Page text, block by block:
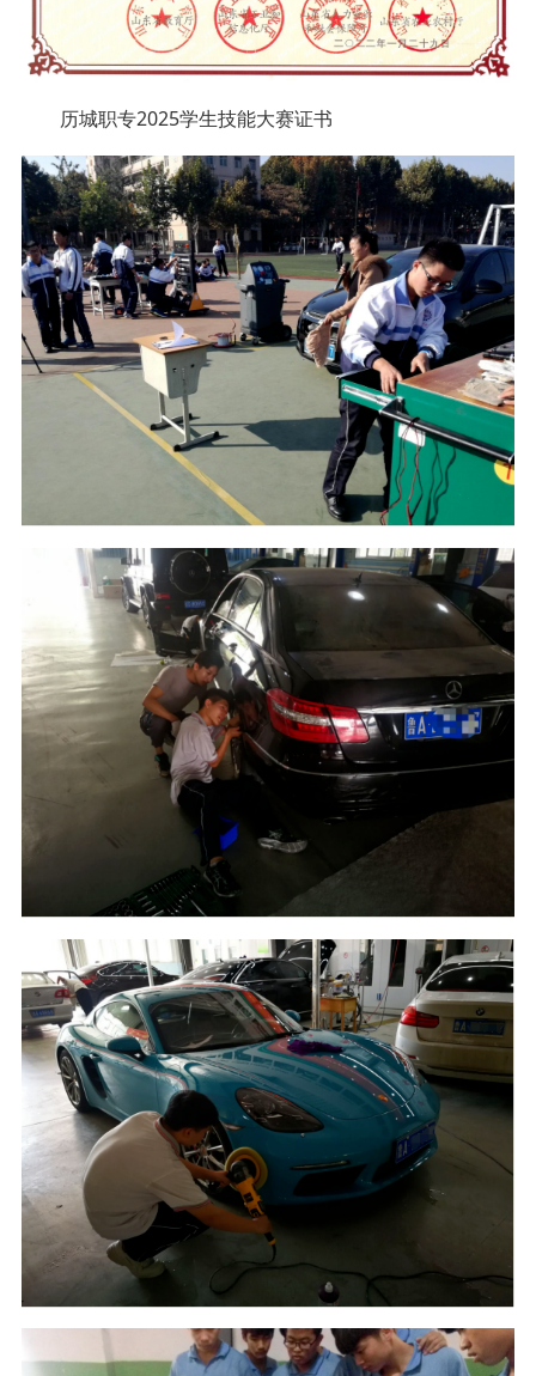
历城职专2025学生技能大赛证书